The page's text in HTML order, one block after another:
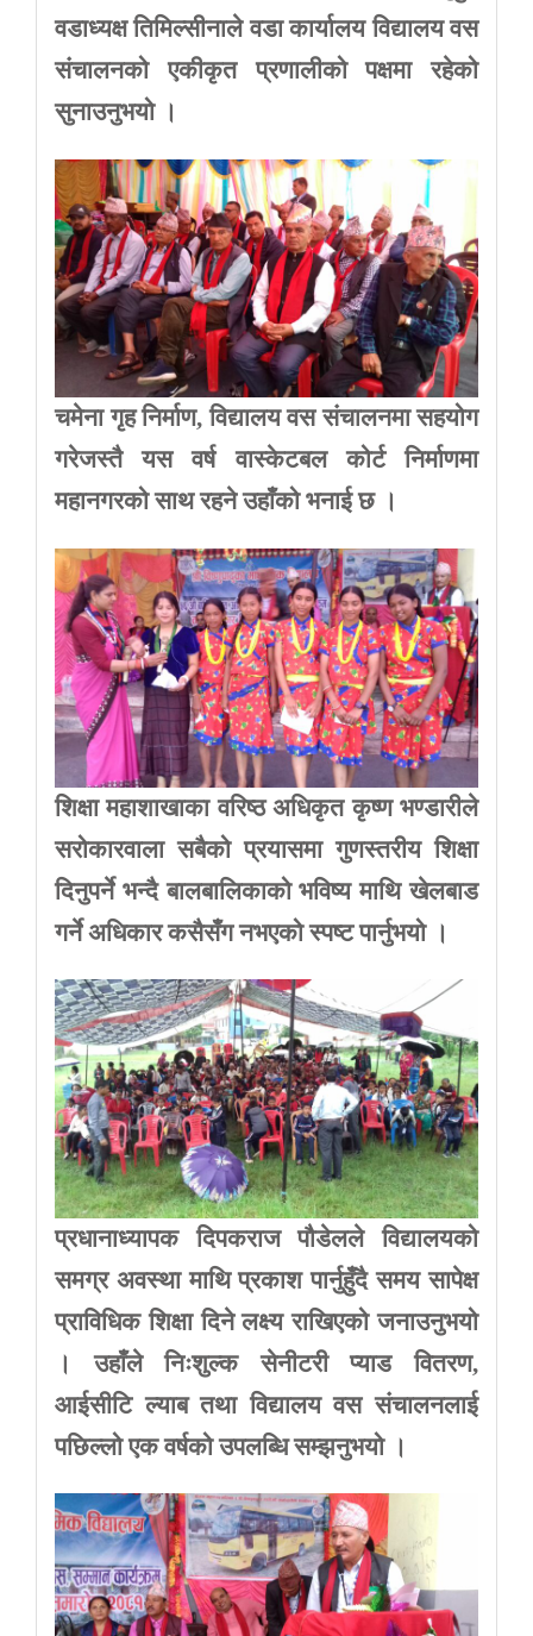
वडाध्यक्ष तिमिल्सीनाले वडा कार्यालय विद्यालय वस
संचालनको एकीकृत प्रणालीको पक्षमा रहेको
सुनाउनुभयो ।
चमेना गृह निर्माण, विद्यालय वस संचालनमा सहयोग
गरेजस्तै यस वर्ष वास्केटबल कोर्ट निर्माणमा
महानगरको साथ रहने उहाँको भनाई छ ।
शिक्षा महाशाखाका वरिष्ठ अधिकृत कृष्ण भण्डारीले
सरोकारवाला सबैको प्रयासमा गुणस्तरीय शिक्षा
दिनुपर्ने भन्दै बालबालिकाको भविष्य माथि खेलबाड
गर्ने अधिकार कसैसँग नभएको स्पष्ट पार्नुभयो ।
प्रधानाध्यापक दिपकराज पौडेलले विद्यालयको
समग्र अवस्था माथि प्रकाश पार्नुहुँदै समय सापेक्ष
प्राविधिक शिक्षा दिने लक्ष्य राखिएको जनाउनुभयो
। उहाँले निःशुल्क सेनीटरी प्याड वितरण,
आईसीटि ल्याब तथा विद्यालय वस संचालनलाई
पछिल्लो एक वर्षको उपलब्धि सम्झनुभयो ।